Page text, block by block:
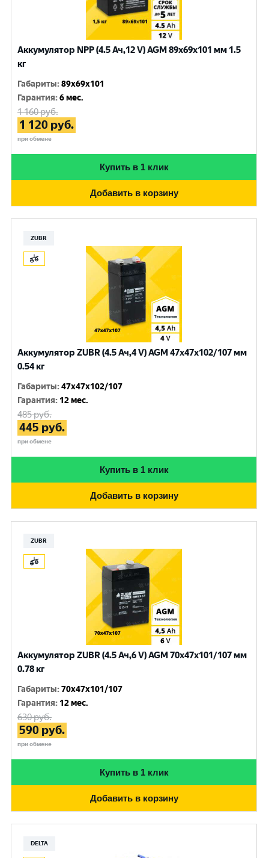
Аккумулятор NPP (4.5 Ач,12 V) AGM 89x69x101 мм 1.5
кг
Габариты:89x69x101
Гарантия:6 мес.
1 160руб.
1 120 руб.
при обмене
Купить в 1 клик
Добавить в корзину
ZUBR
Аккумулятор ZUBR (4.5 Ач,4 V) AGM 47x47x102/107 мм
0.54 кг
Габариты:47x47x102/107
Гарантия: 12 мес.
485руб.
445 руб.
при обмене
Купить в 1 клик
Добавить в корзину
ZUBR
Аккумулятор ZUBR (4.5 Ач,6 V) AGM 70x47x101/107 мм
0.78 кг
Габариты:70x47x101/107
Гарантия: 12 мес.
630руб.
590 руб.
при обмене
Купить в 1 клик
Добавить в корзину
DELTA